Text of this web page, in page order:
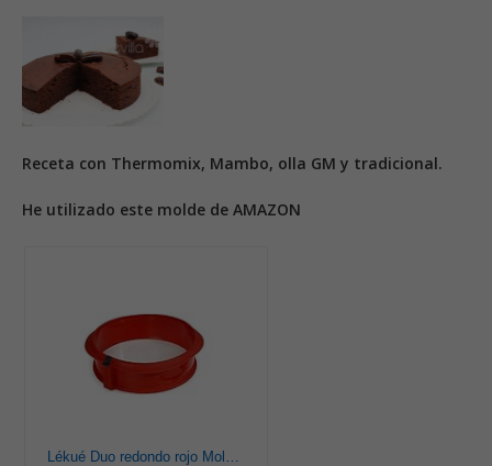
Receta con Thermomix, Mambo, olla GM y tradicional.
He utilizado este molde de AMAZON